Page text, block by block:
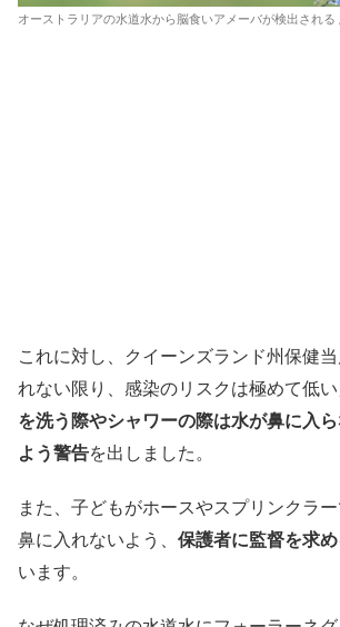
オーストラリアの水道水から脳食いアメーバが検出され
これに対し、クイーンズランド州保健
れない限り、感染のリスクは極めて低い
を洗う際やシャワーの際は水が鼻に入
よう警告を出しました。
また、子どもがホースやスプリンクラ
鼻に入れないよう、 保護者に監督を求
います。